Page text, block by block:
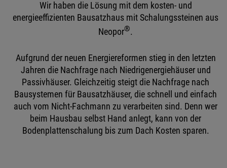
Wir haben die Lösung mit dem kosten- und
energieeffizienten Bausatzhaus mit Schalungssteinen aus
Neopor®.
Aufgrund der neuen Energiereformen stieg in den letzten
Jahren die Nachfrage nach Niedrigenergiehäuser und
Passivhäuser. Gleichzeitig steigt die Nachfrage nach
Bausystemen für Bausatzhäuser, die schnell und einfach
auch vom Nicht-Fachmann zu verarbeiten sind. Denn wer
beim Hausbau selbst Hand anlegt, kann von der
Bodenplattenschalung bis zum Dach Kosten sparen.